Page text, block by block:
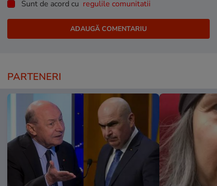
Sunt de acord cu regulile comunitatii
PARTENERI